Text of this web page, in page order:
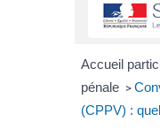
Accueil
pénale >
(CPPV) :